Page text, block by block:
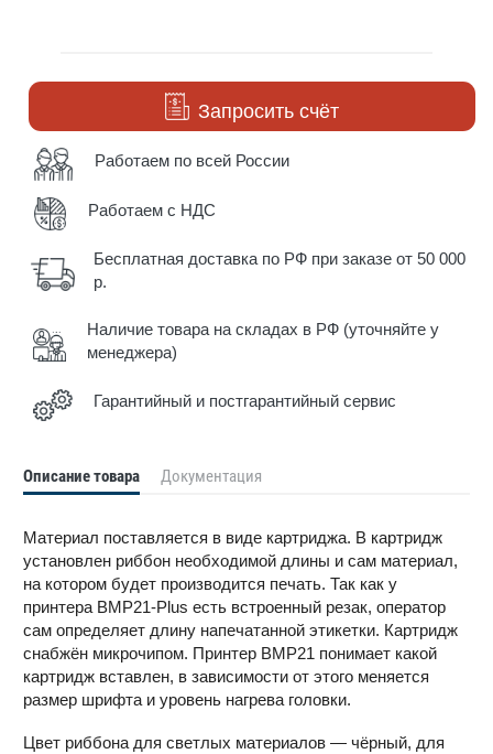
Запросить счёт
Работаем по всей России
Работаем с НДС
Бесплатная доставка по РФ при заказе от 50 000
р.
Наличие товара на складах в РФ (уточняйте у
менеджера)
Гарантийный и постгарантийный сервис
Описание товара Документация
Материал поставляется в виде картриджа. В картридж
установлен риббон необходимой длины и сам материал,
на котором будет производится печать. Так как у
принтера BMP21-Plus есть встроенный резак, оператор
сам определяет длину напечатанной этикетки. Картридж
снабжён микрочипом. Принтер BMP21 понимает какой
картридж вставлен, в зависимости от этого меняется
размер шрифта и уровень нагрева головки.
Цвет риббона для светлых материалов — чёрный, для